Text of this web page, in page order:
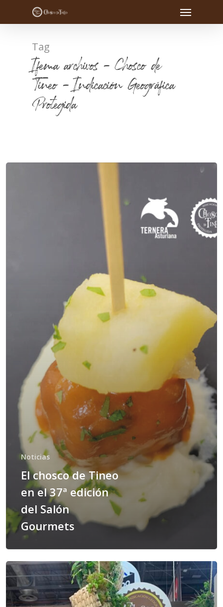
Tag
Ifema archivos - Chosco de
Tineo - Indicación Geográfica
Protegida
Noticias
El chosco de Tineo
en el 37ª edición
del Salón
Gourmets